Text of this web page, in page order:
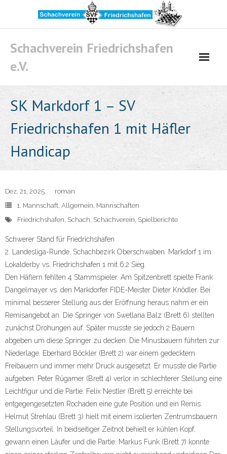
content
Schachverein Friedrichshafen
e.V.
SK Markdorf 1 – SV
Friedrichshafen 1 mit Häfler
Handicap
Dez. 21, 2025
roman
1. Mannschaft, Allgemein, Mannschaften
Friedrichshafen, Schach, Schachverein, Spielberichte
Schwerer Stand für Friedrichshafen
2. Landesliga-Runde. Schachbezirk Oberschwaben. Markdorf 1 im
Lokalderby vs. Friedrichshafen 1 mit 6:2 Sieg.
Den Häflern fehlten 4 Stammspieler. Am Spitzenbrett spielte Frank
Dangelmayer vs. den Markdorfer FIDE-Meister Dieter Knödler. Bei
minimal besserer Stellung aus der Eröffnung heraus nahm er ein
Remisangebot an. Die Springer von Swetlana Balz (Brett 6) stellten
zunächst Drohungen auf. Später musste sie jedoch 2 Bauern
abgeben um diese Springer zu decken. Die Minusbauern führten zur
Niederlage. Eberhard Böckler (Brett 2) war einem gedecktem
Freibauern und immer mehr Druck ausgesetzt. Er musste die Partie
aufgeben. Peter Rügamer (Brett 4) verlor in schlechterer Stellung eine
Leichtfigur und die Partie. Felix Nestler (Brett 5) erreichte bei
entgegengesetzten Rochaden eine gute Position und ein Remis.
Helmut Strehlau (Brett 3) hielt mit einem isolierten Zentrumsbauern
Stellungsvorteil. In beidseitiger Zeitnot behielt er kühlen Kopf,
gewann einen Läufer und die Partie. Markus Funk (Brett 7) konnte